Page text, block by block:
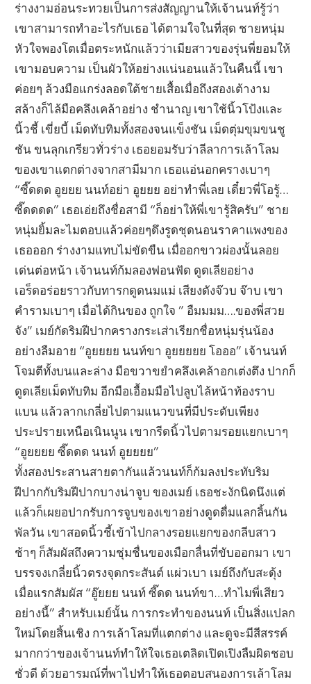
ร่างงามอ่อนระทวยเป็นการส่งสัญญานให้เจ้านนท์รู้ว่า
เขาสามารถทำอะไรกับเธอ ได้ตามใจในที่สุด ชายหนุ่ม
หัวใจพองโตเมื่อตระหนักแล้วว่าเมียสาวของรุ่นพี่ยอมให้
เขามอบความ เป็นผัวให้อย่างแน่นอนแล้วในคืนนี้ เขา
ค่อยๆ ล้วงมือแกร่งลอดใต้ชายเสื้อเมื่อถึงสองเต้างาม
สล้างก็ไล้มือคลึงเคล้าอย่าง ชำนาญ เขาใช้นิ้วโป้งและ
นิ้วชี้ เขี่ยบี้ เม็ดทับทิมทั้งสองจนแข็งชัน เม็ดตุ่มขุมขนชู
ชัน ขนลุกเกรียวทั่วร่าง เธอยอมรับว่าลีลาการเล้าโลม
ของเขาแตกต่างจากสามีมาก เธอแอ่นอกครางเบาๆ
“ซี๊ดดด อูยยย นนท์อย่า อูยยย อย่าทำพี่เลย เดี๋ยวพี่โอรู้…
ซี๊ดดดด” เธอเอ่ยถึงชื่อสามี “ก็อย่าให้พี่เขารู้สิครับ” ชาย
หนุ่มยิ้มละไมตอบแล้วค่อยๆดึงรูดชุดนอนราคาแพงของ
เธอออก ร่างงามแทบไม่ขัดขืน เมื่ออกขาวผ่องนั้นลอย
เด่นต่อหน้า เจ้านนท์ก้มลองฟอนฟัด ดูดเลียอย่าง
เอร็ดอร่อยราวกับทารกดูดนมแม่ เสียงดังจ๊วบ จ๊าบ เขา
คำรามเบาๆ เมื่อได้กินของ ถูกใจ ” อืมมมม….ของพี่สวย
จัง” เมย์กัดริมฝีปากครางกระเส่าเรียกชื่อหนุ่มรุ่นน้อง
อย่างลืมอาย “อูยยยย นนท์ขา อูยยยยย โอออ” เจ้านนท์
โจมตีทั้งบนและล่าง มือขวาขยำคลึงเคล้าอกเต่งตึง ปากก็
ดูดเลียเม็ดทับทิม อีกมือเอื้อมมือไปลูบไล้หน้าท้องราบ
แบน แล้วลากเกลี่ยไปตามแนวขนที่มีประดับเพียง
ประปรายเหนือเนินนูน เขากรีดนิ้วไปตามรอยแยกเบาๆ
“อูยยยย ซี๊ดดด นนท์ อูยยยย”
ทั้งสองประสานสายตากันแล้วนนท์ก็ก้มลงประทับริม
ฝีปากกับริมฝีปากบางน่าจูบ ของเมย์ เธอชะงักนิดนึงแต่
แล้วก็เผยอปากรับการจูบของเขาอย่างดูดดื่มแลกลิ้นกัน
พัลวัน เขาสอดนิ้วชี้เข้าไปกลางรอยแยกของกลีบสาว
ช้าๆ ก็สัมผัสถึงความชุ่มชื่นของเมือกลื่นที่ขับออกมา เขา
บรรจงเกลี่ยนิ้วตรงจุดกระสันต์ แผ่วเบา เมย์ถึงกับสะดุ้ง
เมื่อแรกสัมผัส “อู๊ยยย นนท์ ซี๊ดด นนท์ขา…ทำไมพี่เสียว
อย่างนี้” สำหรับเมย์นั้น การกระทำของนนท์ เป็นสิ่งแปลก
ใหม่โดยสิ้นเชิง การเล้าโลมที่แตกต่าง และดูจะมีสีสรรค์
มากกว่าของเจ้านนท์ทำให้ใจเธอเตลิดเปิดเปิงลืมผิดชอบ
ชั่วดี ด้วยอารมณ์ที่พาไปทำให้เธอตอบสนองการเล้าโลม